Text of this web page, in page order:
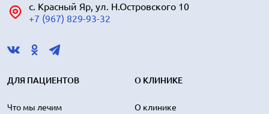
с. Красный Яр, ул. Н.Островского 10
+7 (967) 829-93-32
ДЛЯ ПАЦИЕНТОВ
Что мы лечим
О КЛИНИКЕ
О клинике